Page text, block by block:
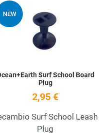
Wishlist
View
NEW
Surf School Board
Plug
2,95 €
Surf School Leash
Plug